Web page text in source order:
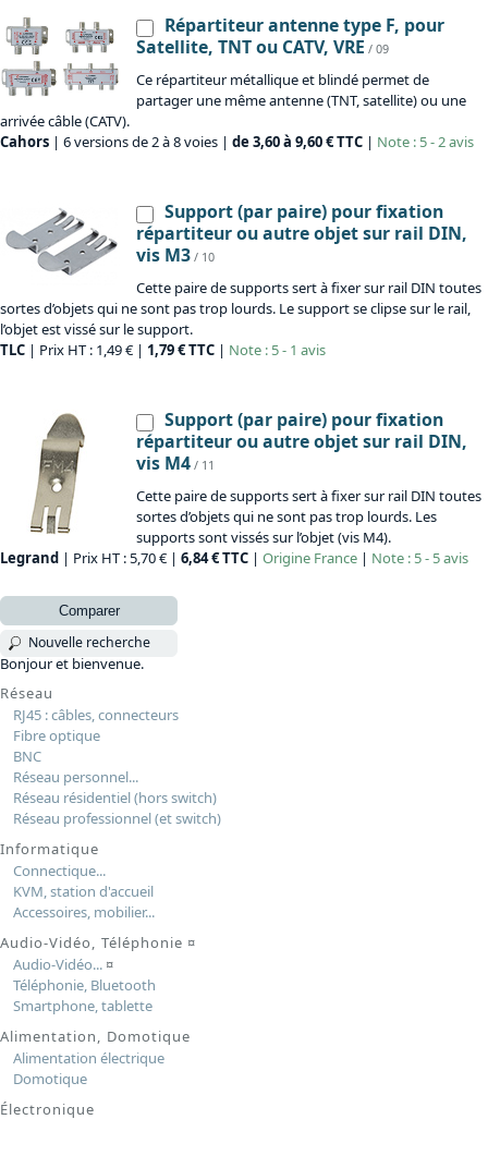
Répartiteur antenne type F, pour
Satellite, TNT ou CATV, VRE / 09
Ce répartiteur métallique et blindé permet de
partager une même antenne (TNT, satellite) ou une
arrivée câble (CATV).
Cahors | 6 versions de 2 à 8 voies | de 3,60 à 9,60 € TTC | Note : 5 - 2 avis
Support (par paire) pour fixation
répartiteur ou autre objet sur rail DIN,
vis M3 / 10
Cette paire de supports sert à fixer sur rail DIN toutes
sortes d’objets qui ne sont pas trop lourds. Le support se clipse sur le rail,
l’objet est vissé sur le support.
TLC | Prix HT : 1,49 € | 1,79 € TTC | Note : 5 - 1 avis
Support (par paire) pour fixation
répartiteur ou autre objet sur rail DIN,
vis M4 / 11
Cette paire de supports sert à fixer sur rail DIN toutes
sortes d’objets qui ne sont pas trop lourds. Les
supports sont vissés sur l’objet (vis M4).
Legrand | Prix HT : 5,70 € | 6,84 € TTC | Origine France | Note : 5 - 5 avis
Comparer
Nouvelle recherche
Bonjour et bienvenue.
Réseau
RJ45 : câbles, connecteurs
Fibre optique
BNC
Réseau personnel...
Réseau résidentiel (hors switch)
Réseau professionnel (et switch)
Informatique
Connectique...
KVM, station d'accueil
Accessoires, mobilier...
Audio-Vidéo, Téléphonie ¤
Audio-Vidéo...¤
Téléphonie, Bluetooth
Smartphone, tablette
Alimentation, Domotique
Alimentation électrique
Domotique
Électronique